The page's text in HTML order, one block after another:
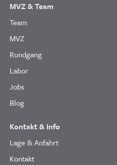
MVZ & Team
Team
MVZ
Rundgang
Labor
Jobs
Blog
Kontakt & Info
Lage & Anfahrt
Kontakt